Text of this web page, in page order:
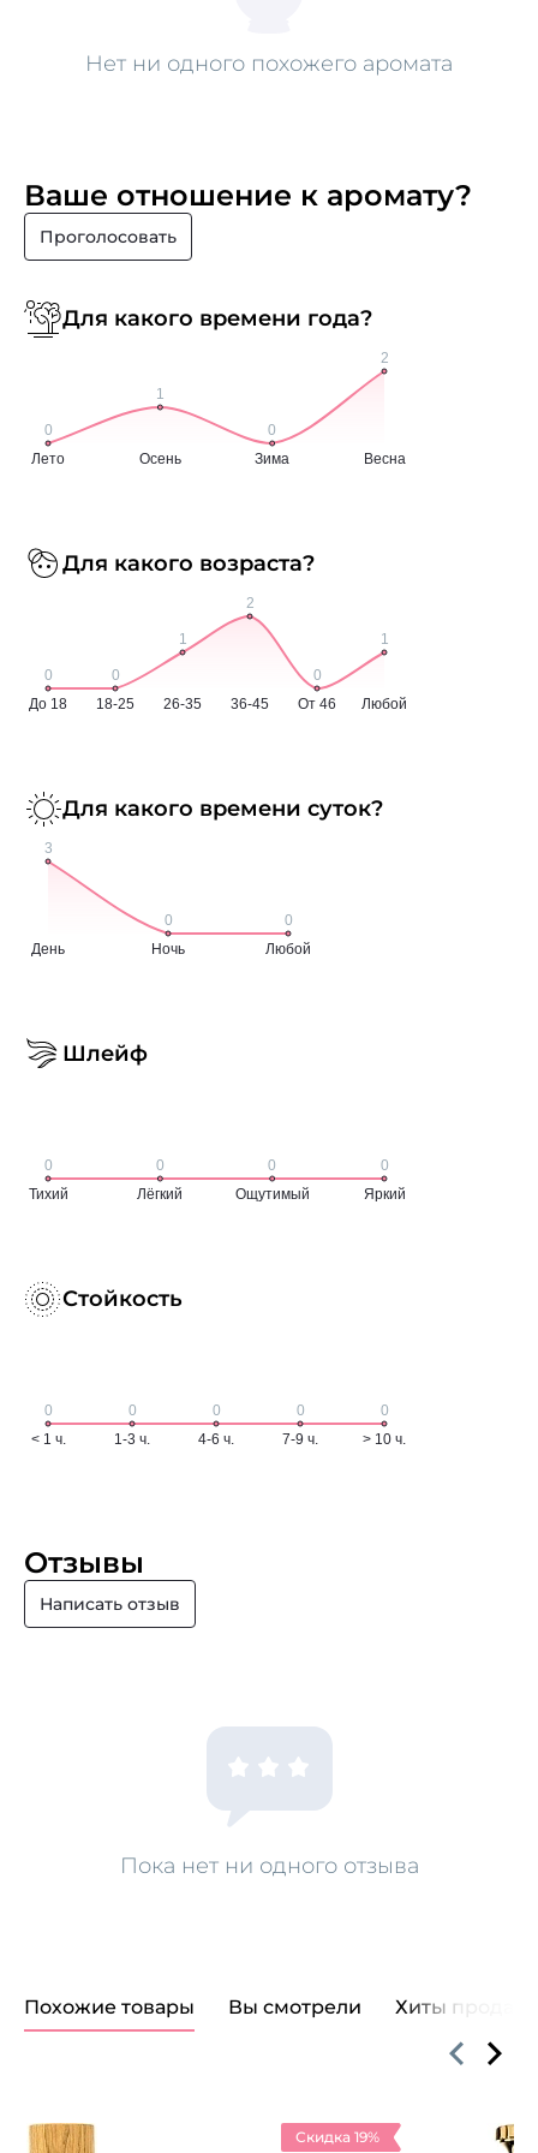
Нет ни одного похожего аромата
Ваше отношение к аромату?
Проголосовать
Для какого времени года?
Для какого возраста?
Для какого времени суток?
Шлейф
Стойкость
Отзывы
Написать отзыв
Пока нет ни одного отзыва
Похожие товары Вы смотрели Хиты продаж
Скидка 19%